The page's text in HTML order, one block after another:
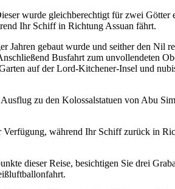
wurde gleichberechtigt für zwei
Ihr Schiff in Richtung Assuan fährt.
Jahren gebaut wurde und seither den Nil
Busfahrt zum unvollendeten
auf der Lord-Kitchener-Insel und
zu den Kolossalstatuen von Abu
während Ihr Schiff zurück in
dieser Reise, besichtigen Sie drei